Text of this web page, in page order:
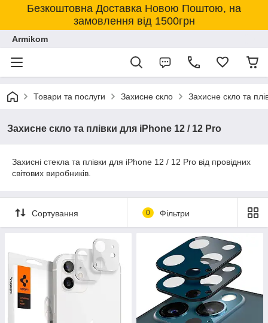
Безкоштовна Доставка Новою Поштою, на
замовлення від 1500грн
Armikom
Товари та послуги Захисне скло Захисне скло та
Захисне скло та плівки для iPhone 12 / 12 Pro
Захисні стекла та плівки для iPhone 12 / 12 Pro від провідних
світових виробників.
Сортування 0 Фільтри